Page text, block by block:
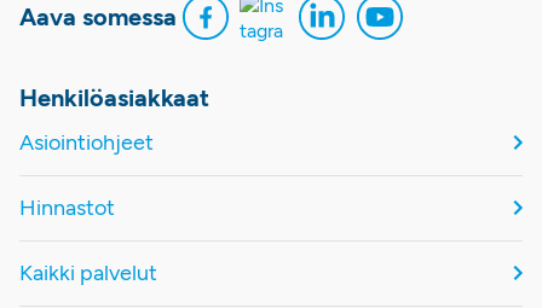
Aava somessa
Henkilöasiakkaat
Asiointiohjeet
Hinnastot
Kaikki palvelut